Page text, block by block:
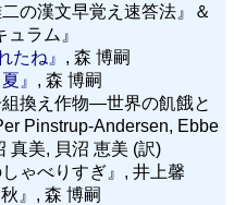
二の漢文早覚え速答法』＆
ラム』
たね』 , 森 博嗣
』 , 森 博嗣
組換え作物—世界の飢餓と
Pinstrup-Andersen, Ebbe
美, 貝沼 恵美 (訳)
しゃべりすぎ』, 井上馨
』, 森 博嗣